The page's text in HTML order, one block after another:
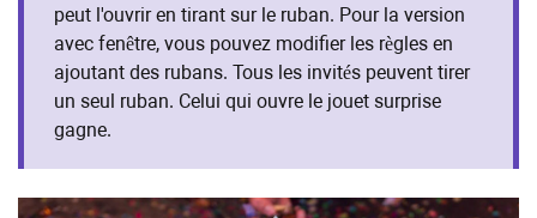
peut l'ouvrir en tirant sur le ruban. Pour la version
avec fenêtre, vous pouvez modifier les règles en
ajoutant des rubans. Tous les invités peuvent tirer
un seul ruban. Celui qui ouvre le jouet surprise
gagne.